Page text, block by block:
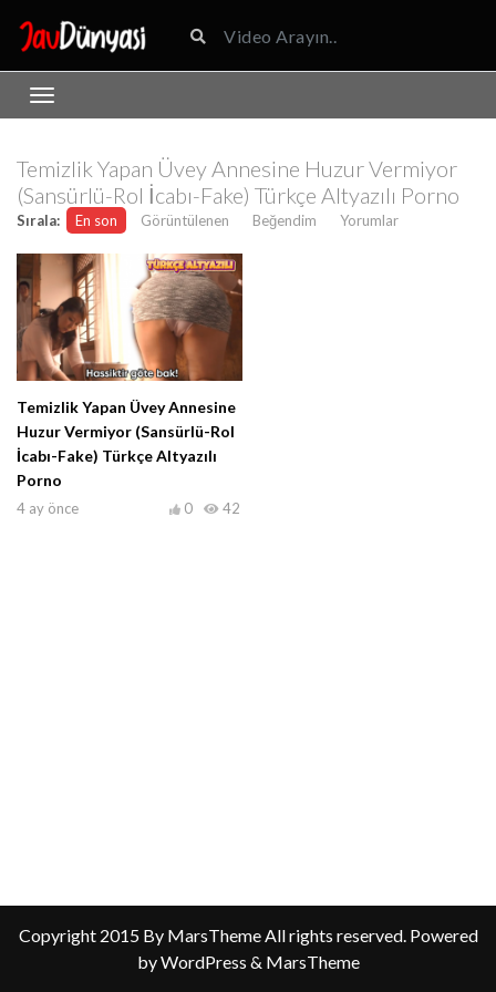
Temizlik Yapan Üvey Annesine Huzur Vermiyor
(Sansürlü-Rol İcabı-Fake) Türkçe Altyazılı Porno
Sırala: En son Görüntülenen Beğendim Yorumlar
Temizlik Yapan Üvey Annesine
Huzur Vermiyor (Sansürlü-Rol
İcabı-Fake) Türkçe Altyazılı
Porno
4 ay önce 42
0
Copyright 2015 By MarsTheme All rights reserved. Powered
by WordPress & MarsTheme